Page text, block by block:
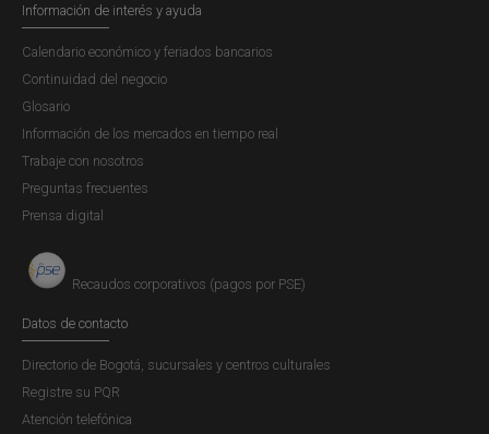
Información de interés y ayuda
Calendario económico y feriados bancarios
Continuidad del negocio
Glosario
Información de los mercados en tiempo real
Trabaje con nosotros
Preguntas frecuentes
Prensa digital
Recaudos corporativos (pagos por PSE)
Datos de contacto
Directorio de Bogotá, sucursales y centros culturales
Registre su PQR
Atención telefónica